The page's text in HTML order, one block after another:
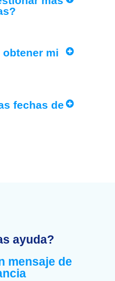
obtener mi
fechas de
ayuda?
mensaje de